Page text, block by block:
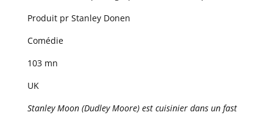
Produit pr Stanley Donen
Comédie
103 mn
UK
Stanley Moon (Dudley Moore) est cuisinier dans un fast